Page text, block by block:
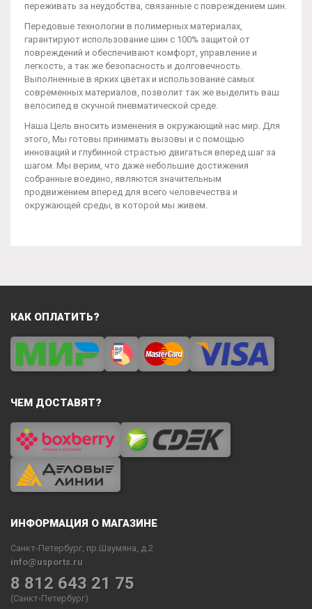
переживать за неудобства, связанные с повреждением шин.
Передовые технологии в полимерных материалах,
гарантируют использование шин с 100% защитой от
повреждений и обеспечивают комфорт, управление и
легкость, а так же безопасность и долговечность.
Выполненные в ярких цветах и использование самых
современных материалов, позволит так же выделить ваш
велосипед в скучной пневматической среде.
Наша Цель вносить изменения в окружающий нас мир. Для
этого, Мы готовы принимать вызовы и с помощью
инноваций и глубинной страстью двигаться вперед шаг за
шагом. Мы верим, что даже небольшие достижения
собранные воедино, являются значительным
продвижением вперед для всего человечества и
окружающей среды, в которой мы живем.
КАК ОПЛАТИТЬ?
ЧЕМ ДОСТАВЯТ?
ИНФОРМАЦИЯ О МАГАЗИНЕ
Санкт-Петербург, пр.Шаумяна, д.2
info@usports.ru
8 812 643 21 75
(Санкт-Петербург)